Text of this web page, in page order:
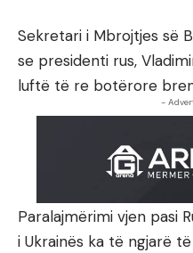
Sekretari i Mbrojtjes së
se presidenti rus,
luftë të re botërore
-
Paralajmërimi vjen pasi
i Ukrainës ka të ngjarë